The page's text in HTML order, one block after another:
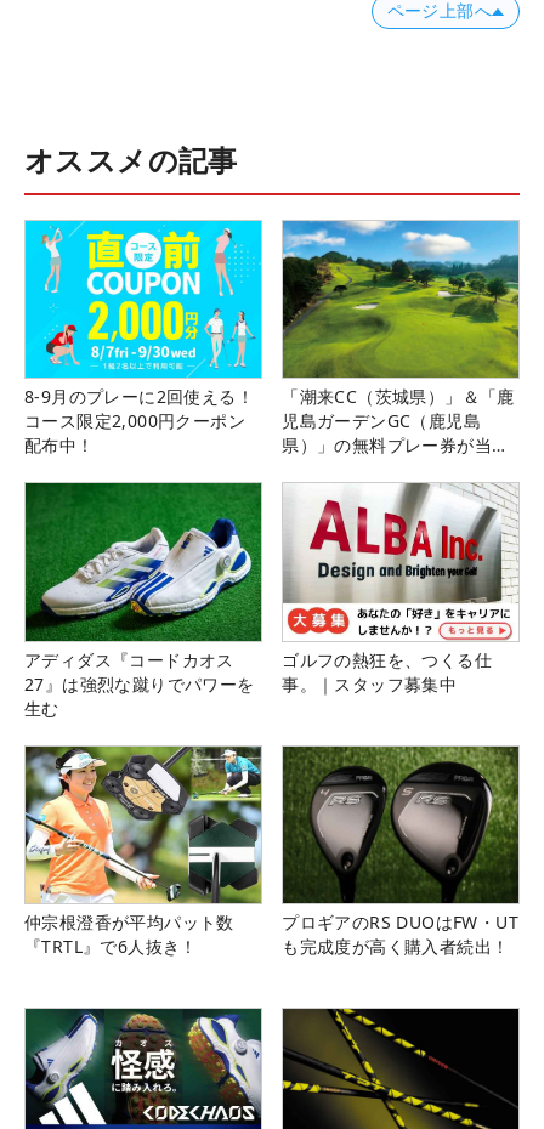
ページ上部へ
オススメの記事
8-9月のプレーに2回使える！
コース限定2,000円クーポン
配布中！
「潮来CC（茨城県）」＆「鹿
児島ガーデンGC（鹿児島
県）」の無料プレー券が当た
アディダス『コードカオス
27』は強烈な蹴りでパワーを
生む
ゴルフの熱狂を、つくる仕
事。｜スタッフ募集中
仲宗根澄香が平均パット数
『TRTL』で6人抜き！
プロギアのRS DUOはFW・UT
も完成度が高く購入者続出！